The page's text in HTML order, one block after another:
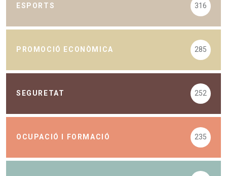
ESPORTS 316
PROMOCIÓ ECONÒMICA 285
SEGURETAT 252
OCUPACIÓ I FORMACIÓ 235